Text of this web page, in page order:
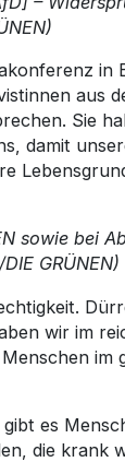
in
aus
Sie
damit
sowie bei
GRÜNEN)
wir im
im
es
die krank